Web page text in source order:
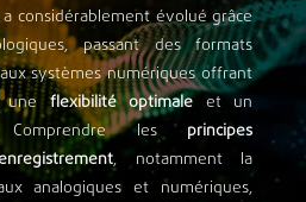
considérablement évolué grâce
passant des formats
systèmes numériques offrant
uneflexibilité optimaleet un
les principes
, notamment la
analogiques et numériques,